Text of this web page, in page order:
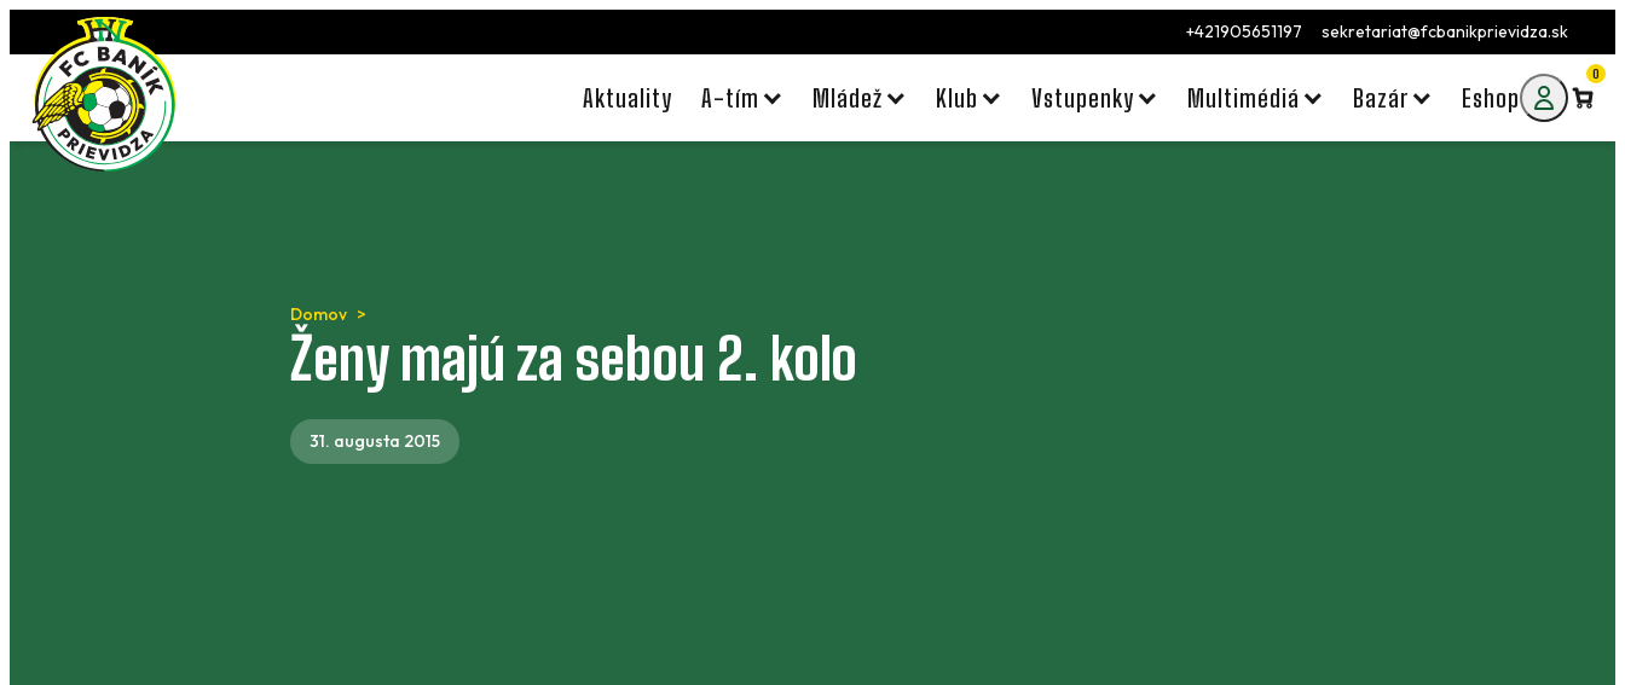
Preskočiť
na
obsah
+421905651197 sekretariat@fcbanikprievidza.sk
Aktuality A-tím Mládež Klub Vstupenky Multimédiá Bazár Eshop
0
Domov
Ženy majú za sebou 2. kolo
31. augusta 2015